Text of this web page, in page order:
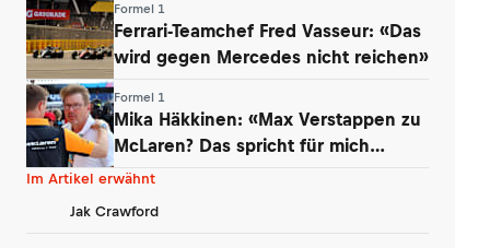
Formel 1
Ferrari-Teamchef Fred Vasseur: «Das
wird gegen Mercedes nicht reichen»
Formel 1
Mika Häkkinen: «Max Verstappen zu
McLaren? Das spricht für mich
dagegen»
Im Artikel erwähnt
Jak Crawford